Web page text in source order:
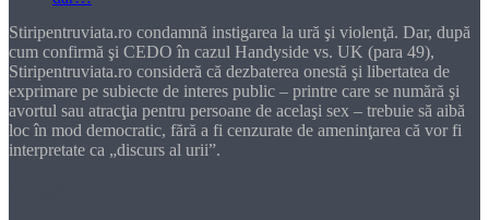
Stiripentruviata.ro condamnă instigarea la ură şi violenţă. Dar, după
cum confirmă şi CEDO în cazul Handyside vs. UK (para 49),
Stiripentruviata.ro consideră că dezbaterea onestă şi libertatea de
exprimare pe subiecte de interes public – printre care se numără şi
avortul sau atracţia pentru persoane de acelaşi sex – trebuie să aibă
loc în mod democratic, fără a fi cenzurate de ameninţarea că vor fi
interpretate ca „discurs al urii”.